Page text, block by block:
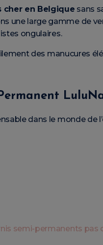
cher en Belgique sans
une large gamme de
ongulaires.
des manucures
dans le monde de
semi-permanents pas